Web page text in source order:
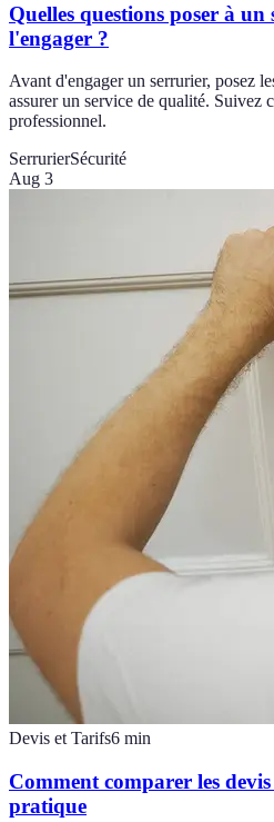
Quelles questions poser à
l'engager ?
Avant d'engager un serrurier, posez
assurer un service de qualité. Suivez
professionnel.
SerrurierSécurité
Aug 3
Devis et Tarifs6 min
Comment comparer les
pratique